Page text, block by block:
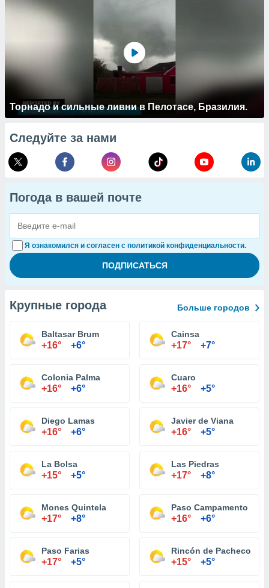
Торнадо и сильные ливни в Пелотасе, Бразилия.
Следуйте за нами
Погода в вашей почте
Я ознакомился и согласен с политикой конфиденциальности.
Крупные города Больше городов
Baltasar Brum
+16° +6°
Cainsa
+17° +7°
Colonia Palma
+16° +6°
Cuaro
+16° +5°
Diego Lamas
+16° +6°
Javier de Viana
+16° +5°
La Bolsa
+15° +5°
Las Piedras
+17° +8°
Mones Quintela
+17° +8°
Paso Campamento
+16° +6°
Paso Farias
+17° +5°
Rincón de Pacheco
+15° +5°